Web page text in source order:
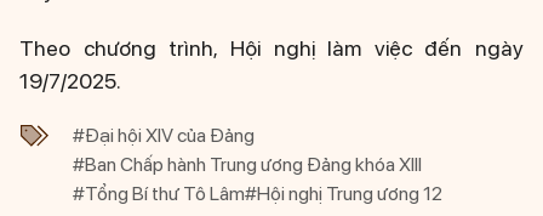
Theo chương trình, Hội nghị làm việc đến ngày
19/7/2025.
#Đại hội XIV của Đảng
#Ban Chấp hành Trung ương Đảng khóa XIII
#Tổng Bí thư Tô Lâm#Hội nghị Trung ương 12